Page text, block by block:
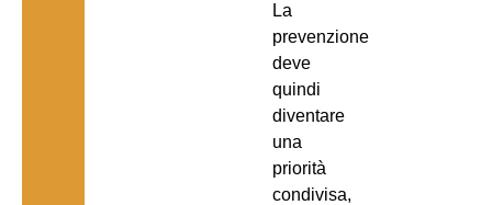
La
prevenzione
deve
quindi
diventare
una
priorità
condivisa,